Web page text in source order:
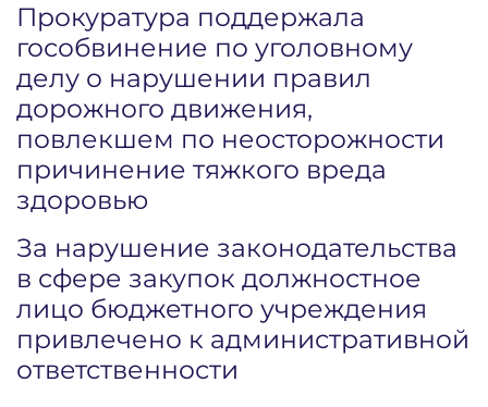
Прокуратура поддержала
гособвинение по уголовному
делу о нарушении правил
дорожного движения,
повлекшем по неосторожности
причинение тяжкого вреда
здоровью
За нарушение законодательства
в сфере закупок должностное
лицо бюджетного учреждения
привлечено к административной
ответственности